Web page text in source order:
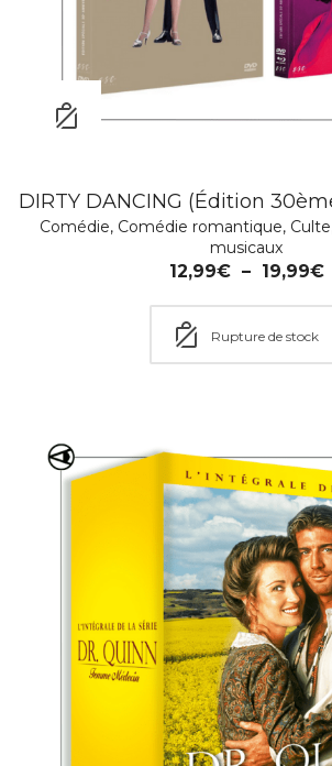
DIRTY DANCING (Édition
Comédie, Comédie romantique, Culte
musicaux
12,99€ – 19,99€
Rupture de stock